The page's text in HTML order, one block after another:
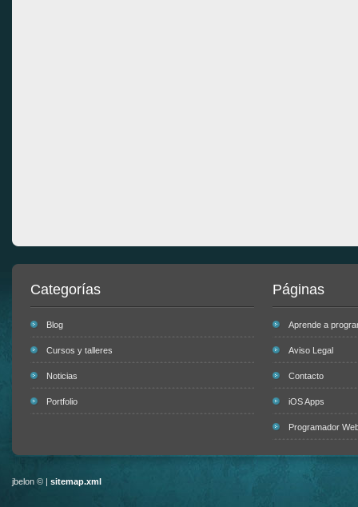
Categorías
Blog
Cursos y talleres
Noticias
Portfolio
Páginas
Aprende a
Aviso Legal
Contacto
iOS Apps
Programador
jbelon © | sitemap.xml